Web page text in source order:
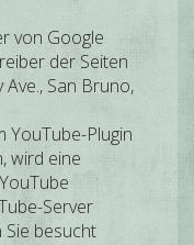
von Google
der Seiten
Ave., San Bruno,
YouTube-Plugin
wird eine
Server
Sie besucht